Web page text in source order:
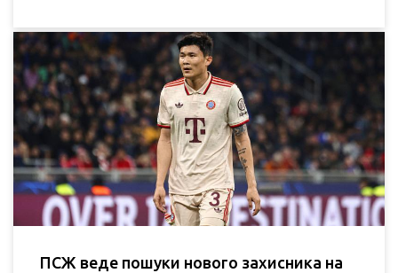
ПСЖ веде пошуки нового захисника на